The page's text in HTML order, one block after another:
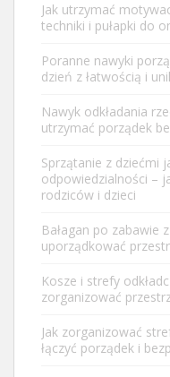
Jak utrzymać
techniki i pułapki do
Poranne nawyki
dzień z łatwością i
Nawyk odkładania
utrzymać porządek
Sprzątanie z dziećmi
odpowiedzialności –
rodziców i dzieci
Bałagan po zabawie
uporządkować
Kosze i strefy
zorganizować
Jak zorganizować
łączyć porządek i